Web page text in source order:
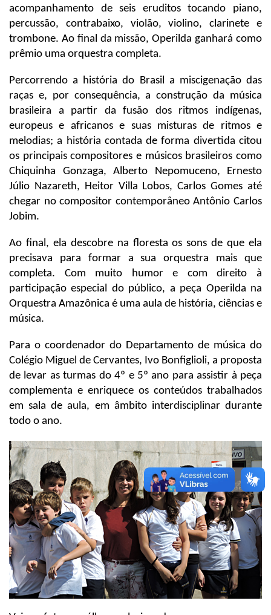
acompanhamento de seis eruditos tocando piano,
percussão, contrabaixo, violão, violino, clarinete e
trombone. Ao final da missão, Operilda ganhará como
prêmio uma orquestra completa.
Percorrendo a história do Brasil a miscigenação das
raças e, por consequência, a construção da música
brasileira a partir da fusão dos ritmos indígenas,
europeus e africanos e suas misturas de ritmos e
melodias; a história contada de forma divertida citou
os principais compositores e músicos brasileiros como
Chiquinha Gonzaga, Alberto Nepomuceno, Ernesto
Júlio Nazareth, Heitor Villa Lobos, Carlos Gomes até
chegar no compositor contemporâneo Antônio Carlos
Jobim.
Ao final, ela descobre na floresta os sons de que ela
precisava para formar a sua orquestra mais que
completa. Com muito humor e com direito à
participação especial do público, a peça Operilda na
Orquestra Amazônica é uma aula de história, ciências e
música.
Para o coordenador do Departamento de música do
Colégio Miguel de Cervantes, Ivo Bonfiglioli, a proposta
de levar as turmas do 4º e 5º ano para assistir à peça
complementa e enriquece os conteúdos trabalhados
em sala de aula, em âmbito interdisciplinar durante
todo o ano.